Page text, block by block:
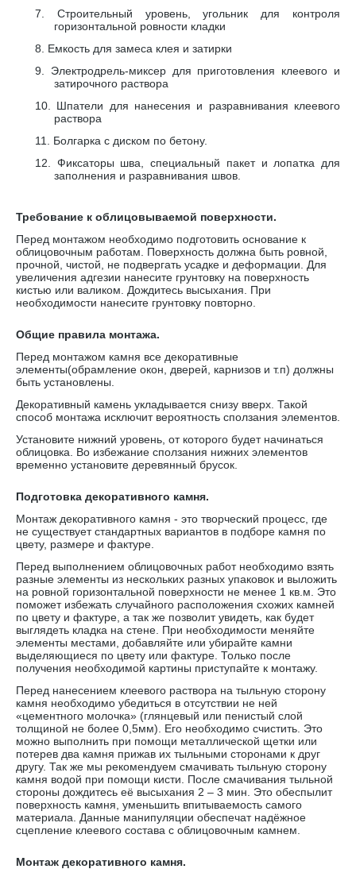
7. Строительный уровень, угольник для контроля
горизонтальной ровности кладки
8. Емкость для замеса клея и затирки
9. Электродрель-миксер для приготовления клеевого и
затирочного раствора
10. Шпатели для нанесения и разравнивания клеевого
раствора
11. Болгарка с диском по бетону.
12. Фиксаторы шва, специальный пакет и лопатка для
заполнения и разравнивания швов.
Требование к облицовываемой поверхности.
Перед монтажом необходимо подготовить основание к
облицовочным работам. Поверхность должна быть ровной,
прочной, чистой, не подвергать усадке и деформации. Для
увеличения адгезии нанесите грунтовку на поверхность
кистью или валиком. Дождитесь высыхания. При
необходимости нанесите грунтовку повторно.
Общие правила монтажа.
Перед монтажом камня все декоративные
элементы(обрамление окон, дверей, карнизов и т.п) должны
быть установлены.
Декоративный камень укладывается снизу вверх. Такой
способ монтажа исключит вероятность сползания элементов.
Установите нижний уровень, от которого будет начинаться
облицовка. Во избежание сползания нижних элементов
временно установите деревянный брусок.
Подготовка декоративного камня.
Монтаж декоративного камня - это творческий процесс, где
не существует стандартных вариантов в подборе камня по
цвету, размере и фактуре.
Перед выполнением облицовочных работ необходимо взять
разные элементы из нескольких разных упаковок и выложить
на ровной горизонтальной поверхности не менее 1 кв.м. Это
поможет избежать случайного расположения схожих камней
по цвету и фактуре, а так же позволит увидеть, как будет
выглядеть кладка на стене. При необходимости меняйте
элементы местами, добавляйте или убирайте камни
выделяющиеся по цвету или фактуре. Только после
получения необходимой картины приступайте к монтажу.
Перед нанесением клеевого раствора на тыльную сторону
камня необходимо убедиться в отсутствии не ней
«цементного молочка» (глянцевый или пенистый слой
толщиной не более 0,5мм). Его необходимо счистить. Это
можно выполнить при помощи металлической щетки или
потерев два камня прижав их тыльными сторонами к друг
другу. Так же мы рекомендуем смачивать тыльную сторону
камня водой при помощи кисти. После смачивания тыльной
стороны дождитесь её высыхания 2 – 3 мин. Это обеспылит
поверхность камня, уменьшить впитываемость самого
материала. Данные манипуляции обеспечат надёжное
сцепление клеевого состава с облицовочным камнем.
Монтаж декоративного камня.